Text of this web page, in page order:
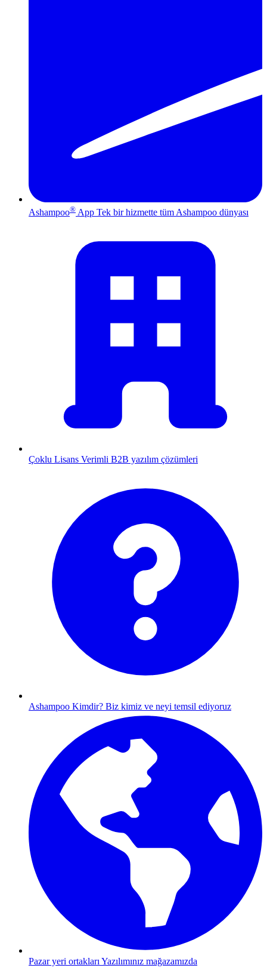
Ashampoo® App Tek bir hizmette tüm Ashampoo dünyası
Çoklu Lisans Verimli B2B yazılım çözümleri
Ashampoo Kimdir? Biz kimiz ve neyi temsil ediyoruz
Pazar yeri ortakları Yazılımınız mağazamızda